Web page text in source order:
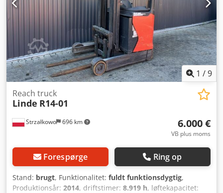
1 /9
Strzałkowo 696 km
Reach truck
Linde R14-01
6.000 €
VB plus moms
Forespørge Ring op
Stand: brugt, Funktionalitet: fuldt funktionsdygtig,
Produktionsår: 2014, driftstimer: 8.919 h, løftekapacitet: